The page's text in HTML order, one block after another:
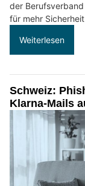
der
für mehr
Weiterlesen
Schweiz:
Klarna-Mails